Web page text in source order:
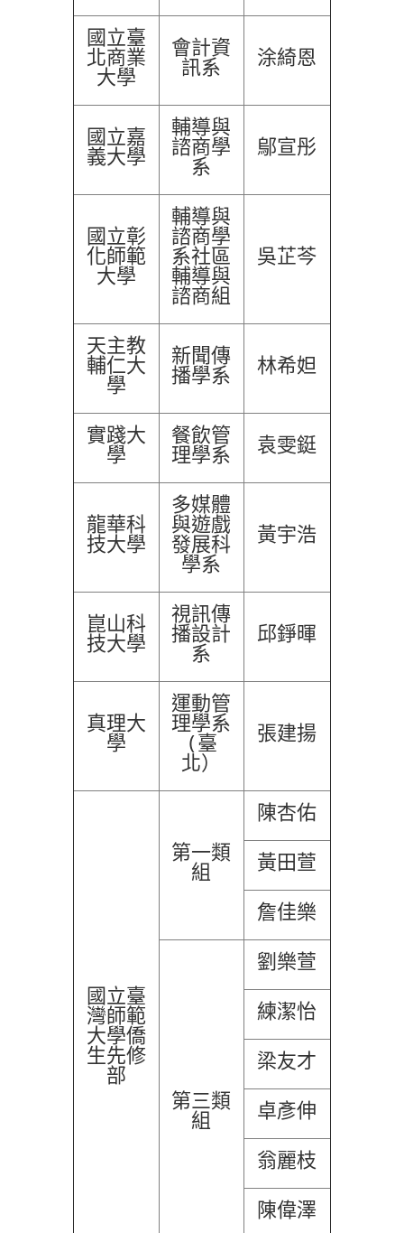
國立臺
北商業
大學
會計資
訊系 涂綺恩
國立嘉
義大學
輔導與
諮商學
系
鄔宣彤
國立彰
化師範
大學
輔導與
諮商學
系社區
輔導與
諮商組
吳芷芩
天主教
輔仁大
學
新聞傳
播學系 林希妲
實踐大
學
餐飲管
理學系 袁雯鋌
龍華科
技大學
多媒體
與遊戲
發展科
學系
黃宇浩
崑山科
技大學
視訊傳
播設計
系
邱錚暉
真理大
學
運動管
理學系
(臺
北）
張建揚
國立臺
灣師範
大學僑
生先修
部
第一類
組
陳杏佑
黃田萱
詹佳樂
第三類
組
劉樂萱
練潔怡
梁友才
卓彥伸
翁麗枝
陳偉澤